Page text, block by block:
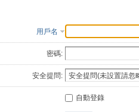
用戶名
密碼:
安全提問:
自動登錄